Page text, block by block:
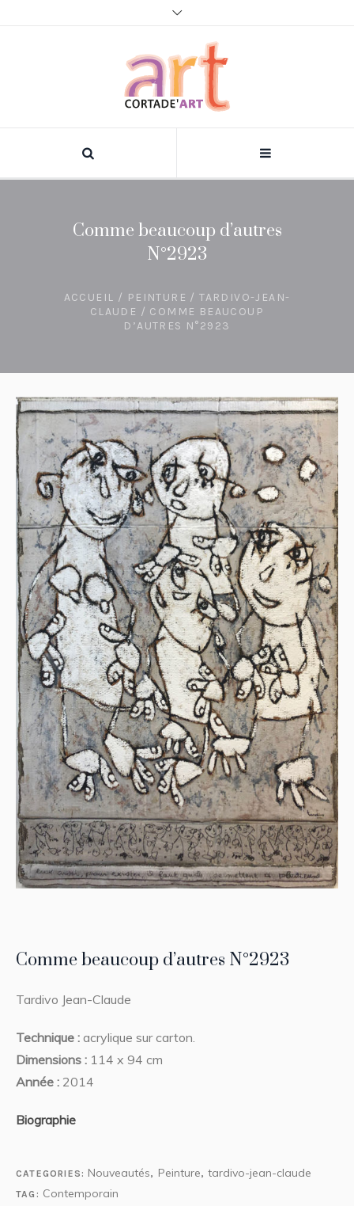
Comme beaucoup d’autres
N°2923
ACCUEIL / PEINTURE /TARDIVO-JEAN-
CLAUDE / COMME BEAUCOUP
D’AUTRES N°2923
Comme beaucoup d’autres N°2923
Tardivo Jean-Claude
Technique : acrylique sur carton.
Dimensions : 114 x 94 cm
Année : 2014
Biographie
CATEGORIES: Nouveautés, Peinture,tardivo-jean-claude
TAG: Contemporain